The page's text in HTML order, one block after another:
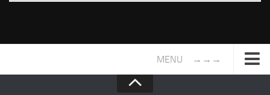
MENU →→→